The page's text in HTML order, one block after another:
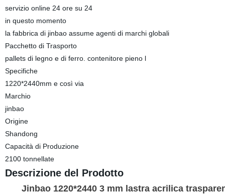
servizio online 24 ore su 24
in questo momento
la fabbrica di jinbao assume agenti di marchi globali
Pacchetto di Trasporto
pallets di legno e di ferro. contenitore pieno l
Specifiche
1220*2440mm e così via
Marchio
jinbao
Origine
Shandong
Capacità di Produzione
2100 tonnellate
Descrizione del Prodotto
Jinbao 1220*2440 3 mm lastra acrilica